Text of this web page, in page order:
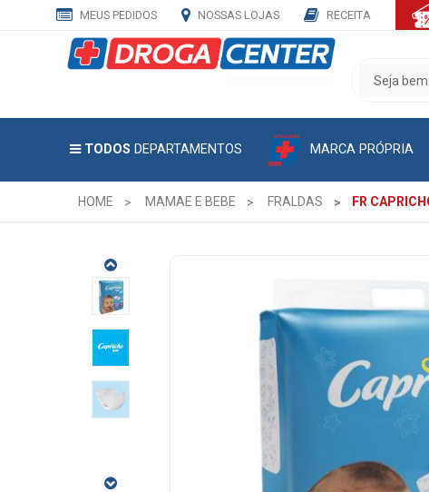
MEUS PEDIDOS NOSSAS LOJAS RECEITA
TODOS DEPARTAMENTOS MARCA PRÓPRIA
HOME MAMAE E BEBE FRALDAS FR
CAPRICHO
BABY
HIPER
80UN
154236
CADASTRE
MAIL
E